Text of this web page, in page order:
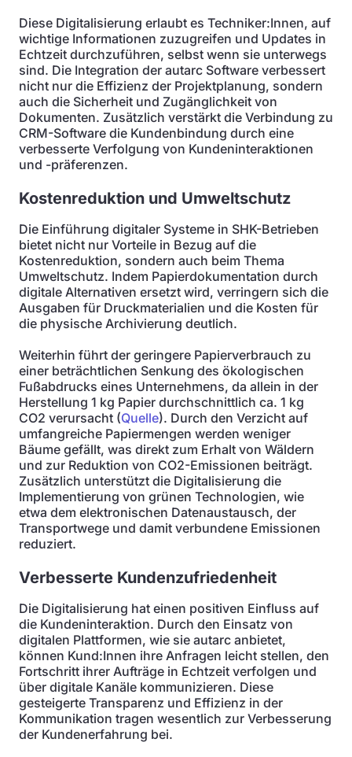
Diese Digitalisierung erlaubt es Techniker:Innen, auf
wichtige Informationen zuzugreifen und Updates in
Echtzeit durchzuführen, selbst wenn sie unterwegs
sind. Die Integration der autarc Software verbessert
nicht nur die Effizienz der Projektplanung, sondern
auch die Sicherheit und Zugänglichkeit von
Dokumenten. Zusätzlich verstärkt die Verbindung zu
CRM-Software die Kundenbindung durch eine
verbesserte Verfolgung von Kundeninteraktionen
und -präferenzen.
Kostenreduktion und Umweltschutz
Die Einführung digitaler Systeme in SHK-Betrieben
bietet nicht nur Vorteile in Bezug auf die
Kostenreduktion, sondern auch beim Thema
Umweltschutz. Indem Papierdokumentation durch
digitale Alternativen ersetzt wird, verringern sich die
Ausgaben für Druckmaterialien und die Kosten für
die physische Archivierung deutlich.
Weiterhin führt der geringere Papierverbrauch zu
einer beträchtlichen Senkung des ökologischen
Fußabdrucks eines Unternehmens, da allein in der
Herstellung 1 kg Papier durchschnittlich ca. 1 kg
CO2 verursacht (Quelle). Durch den Verzicht auf
umfangreiche Papiermengen werden weniger
Bäume gefällt, was direkt zum Erhalt von Wäldern
und zur Reduktion von CO2-Emissionen beiträgt.
Zusätzlich unterstützt die Digitalisierung die
Implementierung von grünen Technologien, wie
etwa dem elektronischen Datenaustausch, der
Transportwege und damit verbundene Emissionen
reduziert.
Verbesserte Kundenzufriedenheit
Die Digitalisierung hat einen positiven Einfluss auf
die Kundeninteraktion. Durch den Einsatz von
digitalen Plattformen, wie sie autarc anbietet,
können Kund:Innen ihre Anfragen leicht stellen, den
Fortschritt ihrer Aufträge in Echtzeit verfolgen und
über digitale Kanäle kommunizieren. Diese
gesteigerte Transparenz und Effizienz in der
Kommunikation tragen wesentlich zur Verbesserung
der Kundenerfahrung bei.